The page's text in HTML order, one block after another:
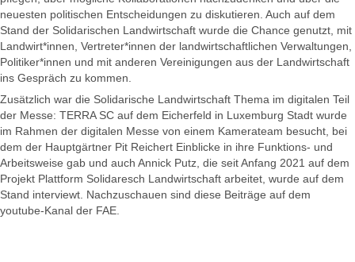
neuesten politischen Entscheidungen zu diskutieren. Auch auf dem
Stand der Solidarischen Landwirtschaft wurde die Chance genutzt, mit
Landwirt*innen, Vertreter*innen der landwirtschaftlichen Verwaltungen,
Politiker*innen und mit anderen Vereinigungen aus der Landwirtschaft
ins Gespräch zu kommen.
Zusätzlich war die Solidarische Landwirtschaft Thema im digitalen Teil
der Messe: TERRA SC auf dem Eicherfeld in Luxemburg Stadt wurde
im Rahmen der digitalen Messe von einem Kamerateam besucht, bei
dem der Hauptgärtner Pit Reichert Einblicke in ihre Funktions- und
Arbeitsweise gab und auch Annick Putz, die seit Anfang 2021 auf dem
Projekt Plattform Solidaresch Landwirtschaft arbeitet, wurde auf dem
Stand interviewt. Nachzuschauen sind diese Beiträge auf dem
youtube-Kanal der FAE.